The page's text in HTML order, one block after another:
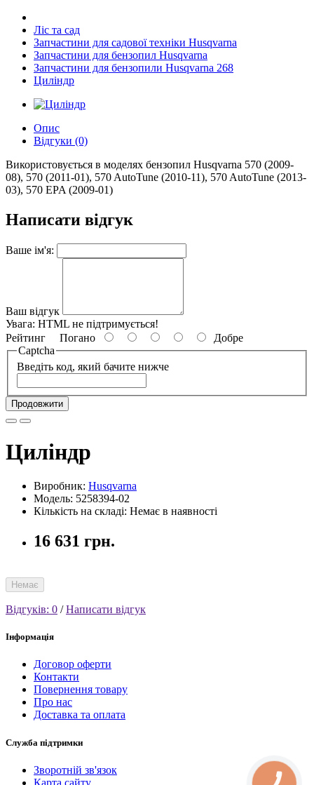
Ліс та сад
Запчастини для садової техніки Husqvarna
Запчастини для бензопил Husqvarna
Запчастини для бензопили Husqvarna 268
Циліндр
Опис
Відгуки (0)
Використовується в моделях бензопил Husqvarna 570 (2009-
08), 570 (2011-01), 570 AutoTune (2010-11), 570 AutoTune (2013-
03), 570 EPA (2009-01)
Написати відгук
Ваше ім'я:
Ваш відгук
Увага: HTML не підтримується!
Рейтинг Погано
Добре
Captcha
Введіть код, який бачите нижче
Продовжити
Циліндр
Виробник: Husqvarna
Модель: 5258394-02
Кількість на складі: Немає в наявності
16 631 грн.
Немає
Відгуків: 0 /Написати відгук
Інформація
Договор оферти
Контакти
Повернення товару
Про нас
Доставка та оплата
Служба підтримки
Зворотній зв'язок
Карта сайту
КНОПКА